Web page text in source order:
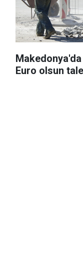
Euro olsun